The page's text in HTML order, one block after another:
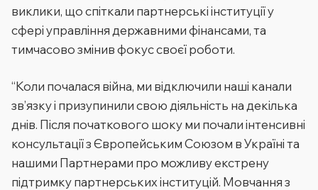
виклики, що спіткали партнерські інституції у
сфері управління державними фінансами, та
тимчасово змінив фокус своєї роботи.
“Коли почалася війна, ми відключили наші канали
зв’язку і призупинили свою діяльність на декілька
днів. Після початкового шоку ми почали інтенсивні
консультації з Європейським Союзом в Україні та
нашими Партнерами про можливу екстрену
підтримку партнерських інституцій. Мовчання з